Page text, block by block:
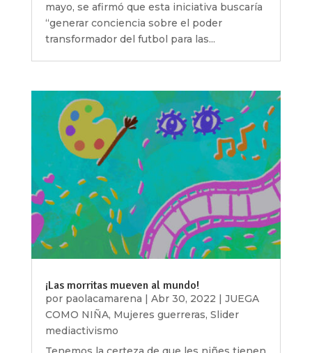
mayo, se afirmó que esta iniciativa buscaría
“generar conciencia sobre el poder
transformador del futbol para las...
¡Las morritas mueven al mundo!
por paolacamarena | Abr 30, 2022 | JUEGA
COMO NIÑA, Mujeres guerreras, Slider
mediactivismo